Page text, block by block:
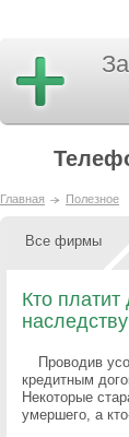
Главная Полезное
Все фирмы
Кто
Проводив
кредитным
Некоторые
умершего, а